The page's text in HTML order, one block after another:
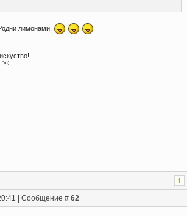
лимонами!
| Сообщение # 62